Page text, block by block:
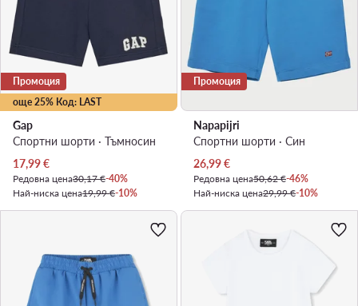
още 25% Код: LAST
Промоция
Gap
Спортни шорти · Тъмносин
Актуална цена
17,99€
Редовна цена30,17 €-40%
Най-ниска цена19,99 €-10%
Промоция
Napapijri
Спортни шорти · Син
Актуална цена
26,99€
Редовна цена50,62 €-46%
Най-ниска цена29,99 €-10%